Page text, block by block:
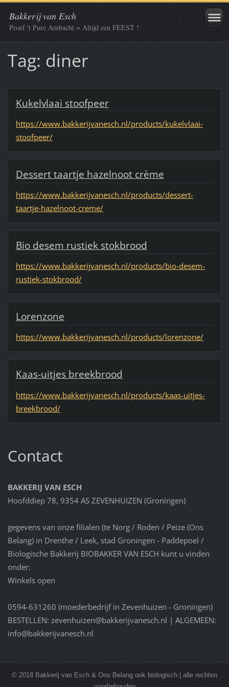
Bakkerij van Esch
Proef 't Pure Ambacht = Altijd een FEEST !
Tag: diner
Kukelvlaai stoofpeer
https://www.bakkerijvanesch.nl/products/kukelvlaai-
stoofpeer/
Dessert taartje hazelnoot crème
https://www.bakkerijvanesch.nl/products/dessert-
taartje-hazelnoot-creme/
Bio desem rustiek stokbrood
https://www.bakkerijvanesch.nl/products/bio-desem-
rustiek-stokbrood/
Lorenzone
https://www.bakkerijvanesch.nl/products/lorenzone/
Kaas-uitjes breekbrood
https://www.bakkerijvanesch.nl/products/kaas-uitjes-
breekbrood/
Contact
BAKKERIJ VAN ESCH
Hoofddiep 78, 9354 AS ZEVENHUIZEN (Groningen)
gegevens van onze filialen (te Norg / Roden / Peize (Ons
Belang) in Drenthe / Leek, stad Groningen - Paddepoel /
Biologische Bakkerij BIOBAKKER VAN ESCH kunt u vinden
onder:
Winkels open
0594-631260 (moederbedrijf in Zevenhuizen - Groningen)
BESTELLEN: zevenhuizen@bakkerijvanesch.nl | ALGEMEEN:
info@bakkerijvanesch.nl
© 2018 Bakkerij van Esch & Ons Belang ook biologisch | alle rechten